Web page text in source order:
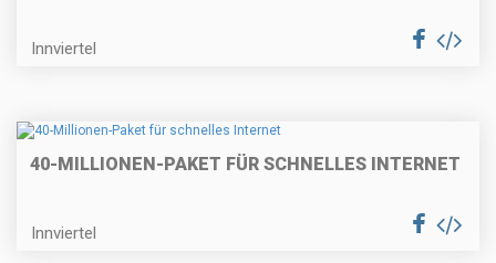
Innviertel
40-MILLIONEN-PAKET FÜR SCHNELLES INTERNET
Innviertel